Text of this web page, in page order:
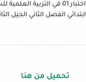
اختبار 01 في التربية
ابتدائي الفصل الثاني الجيل الثاني 2019-
تحميل من هنا